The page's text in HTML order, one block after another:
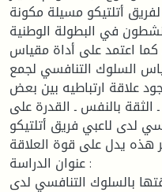
أتلتيكو مسيلة مكونة
ينشطون في البطولة الوطنية
كما اعتمد على أداة مقياس
السلوك التنافسي لجمع
علاقة ارتباطيه بين بعض
الثقة بالنفس ـ القدرة على
لدى لاعبي فريق أتلتيكو
هذه يدل على قوة العلاقة .
عنوان الدراسة :
بالسلوك التنافسي لدى